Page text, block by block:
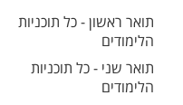
תואר ראשון - כל תוכניות
הלימודים
תואר שני - כל תוכניות
הלימודים